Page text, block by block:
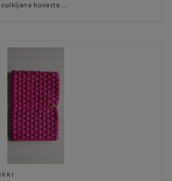
kuvasta …